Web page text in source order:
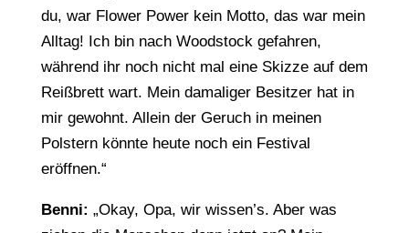
du, war Flower Power kein Motto, das war mein
Alltag! Ich bin nach Woodstock gefahren,
während ihr noch nicht mal eine Skizze auf dem
Reißbrett wart. Mein damaliger Besitzer hat in
mir gewohnt. Allein der Geruch in meinen
Polstern könnte heute noch ein Festival
eröffnen.“
Benni: „Okay, Opa, wir wissen’s. Aber was